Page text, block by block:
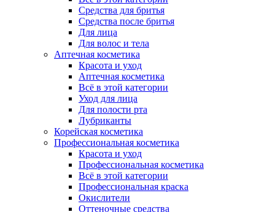
Средства для бритья
Средства после бритья
Для лица
Для волос и тела
Аптечная косметика
Красота и уход
Аптечная косметика
Всё в этой категории
Уход для лица
Для полости рта
Лубриканты
Корейская косметика
Профессиональная косметика
Красота и уход
Профессиональная косметика
Всё в этой категории
Профессиональная краска
Окислители
Оттеночные средства